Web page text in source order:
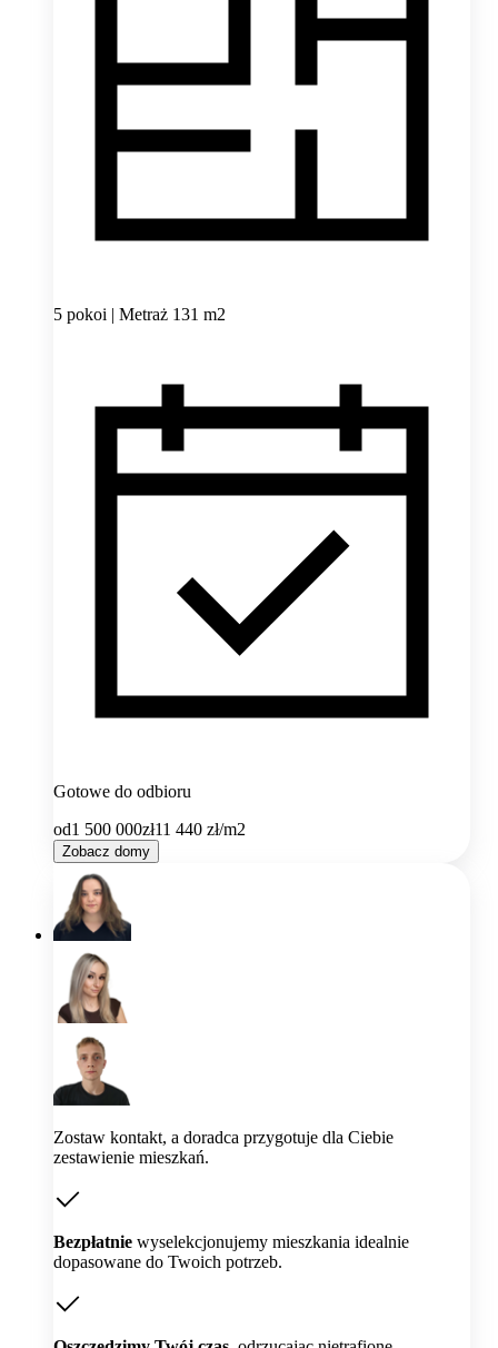
5 pokoi | Metraż 131 m2
Gotowe do odbioru
od1 500 000zł11 440 zł/m2
Zobacz domy
Zostaw kontakt, a doradca przygotuje dla Ciebie
zestawienie mieszkań.
Bezpłatnie wyselekcjonujemy mieszkania idealnie
dopasowane do Twoich potrzeb.